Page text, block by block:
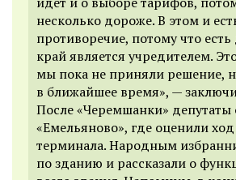
несколько дороже. В этом и
противоречие, потому что
край является учредителем.
мы пока не приняли решение,
в ближайшее время», —
После «Черемшанки» депутаты
«Емельяново», где оценили
терминала. Народным
по зданию и рассказали о